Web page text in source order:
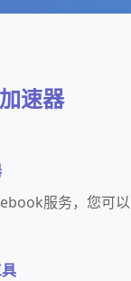
速器
服务，您可